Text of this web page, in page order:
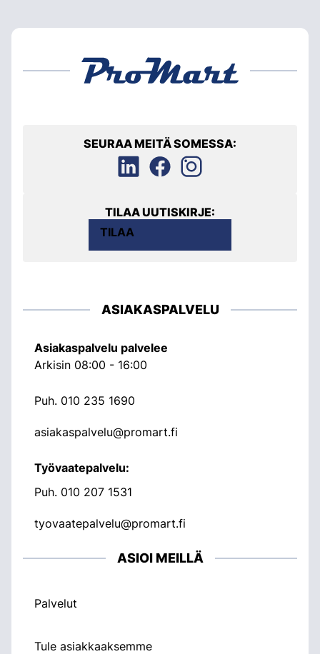
SEURAA MEITÄ SOMESSA:
TILAA UUTISKIRJE:
TILAA
ASIAKASPALVELU
Asiakaspalvelu palvelee
Arkisin 08:00 - 16:00
Puh. 010 235 1690
asiakaspalvelu@promart.fi
Työvaatepalvelu:
Puh. 010 207 1531
tyovaatepalvelu@promart.fi
ASIOI MEILLÄ
Palvelut
Tule asiakkaaksemme